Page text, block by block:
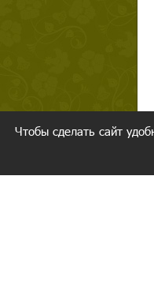
Чтобы сделать сайт